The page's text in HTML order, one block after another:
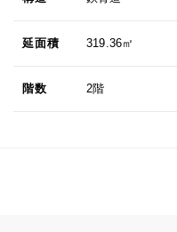
延面積 319.36㎡
階数 2階